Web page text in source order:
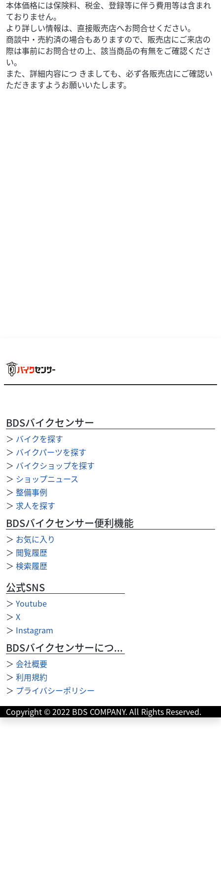
カワサキ
ZX-25R SE
本体価格:81.99
Kawasakiが誇る超人気250cc 4気筒スーパースポーツ、
Ninja ZX-25R??? Ninja ZX-25R250ccクラスに、本物の4気筒
（...
スズキ バイク館新潟中央店
GSX-S1000
本体価格には保険料、税金、登録等に伴う費用等は含まれ
ておりません。
より詳しい情報は、直接販売店へお問合せください。
商談中・売約済の場合もありますので、販売店にご来店の
際は事前にお問合せの上、該当商品の有無をご確認くださ
い。
また、詳細内容につ きましても、必ず各販売店にご確認い
ただきますようお願いいたします。
BDSバイクセンサー
＞ バイクを探す
＞ バイクパーツを探す
＞ バイクショップを探す
＞ ショップニュース
＞ 整備事例
＞ 求人を探す
BDSバイクセンサー便利機能
＞ お気に入り
＞ 閲覧履歴
＞ 検索履歴
公式SNS
＞ Youtube
＞ X
＞ Instagram
BDSバイクセンサーについて
＞ 会社概要
＞ 利用規約
＞ プライバシーポリシー
Copyright © 2022 BDS COMPANY. All Rights Reserved.